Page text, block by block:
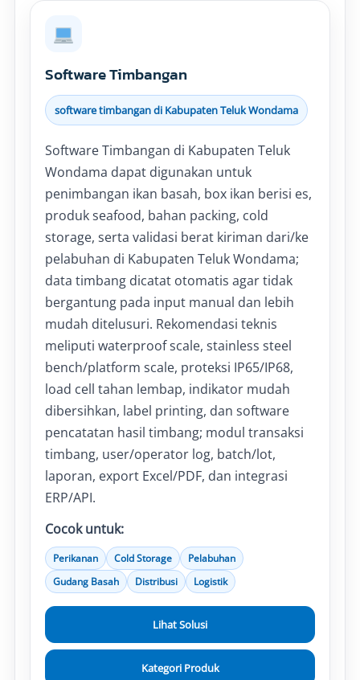
Software Timbangan
software timbangan di Kabupaten Teluk Wondama
Software Timbangan di Kabupaten Teluk
Wondama dapat digunakan untuk
penimbangan ikan basah, box ikan berisi es,
produk seafood, bahan packing, cold
storage, serta validasi berat kiriman dari/ke
pelabuhan di Kabupaten Teluk Wondama;
data timbang dicatat otomatis agar tidak
bergantung pada input manual dan lebih
mudah ditelusuri. Rekomendasi teknis
meliputi waterproof scale, stainless steel
bench/platform scale, proteksi IP65/IP68,
load cell tahan lembap, indikator mudah
dibersihkan, label printing, dan software
pencatatan hasil timbang; modul transaksi
timbang, user/operator log, batch/lot,
laporan, export Excel/PDF, dan integrasi
ERP/API.
Cocok untuk:
Perikanan Cold Storage
Pelabuhan
Gudang Basah
Distribusi Logistik
Lihat Solusi
Kategori Produk